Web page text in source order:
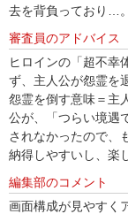
去を背負っており…。
審査員のアドバイス
ヒロインの「超不幸
ず、主人公が怨霊を
怨霊を倒す意味＝主
公が、「つらい境遇
されなかったので、
納得しやすいし、楽
編集部のコメント
画面構成が見やすく